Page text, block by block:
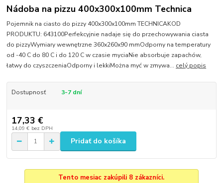
Nádoba na pizzu 400x300x100mm Technica
Pojemnik na ciasto do pizzy 400x300x100mm TECHNICAKOD
PRODUKTU: 643100Perfekcyjnie nadaje się do przechowywania ciasta
do pizzyWymiary wewnętrzne 360x260x90 mmOdporny na temperatury
od -40 C do 80 C i do 120 C w czasie myciaNie absorbuje zapachów,
łatwy do czyszczeniaOdporny i lekkiMożna myć w zmywa... celý popis
Dostupnosť 3-7 dní
17,33 €
14,09 € bez DPH
Pridať do košíka
Tento mesiac zakúpili 8 zákazníci.